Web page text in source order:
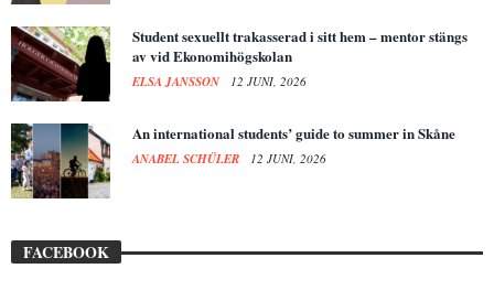
Student sexuellt trakasserad i sitt hem – mentor stängs
av vid Ekonomihögskolan
ELSA JANSSON 12 JUNI, 2026
An international students’ guide to summer in Skåne
ANABEL SCHÜLER 12 JUNI, 2026
FACEBOOK